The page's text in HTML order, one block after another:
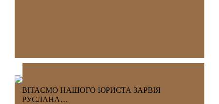
ВІТАЄМО НАШОГО ЮРИСТА ЗАРВІЯ
РУСЛАНА…